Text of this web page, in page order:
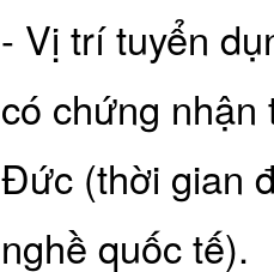
- Vị trí tuyển
có chứng
Đức (thời gian
nghề quốc tế).